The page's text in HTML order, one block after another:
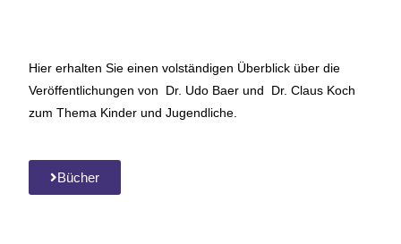
Hier erhalten Sie einen volständigen Überblick über die
Veröffentlichungen von Dr. Udo Baer und Dr. Claus Koch
zum Thema Kinder und Jugendliche.
Bücher